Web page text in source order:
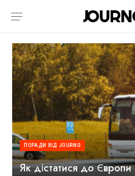
ПОРАДИ ВІД JOURNO
Як дістатися до